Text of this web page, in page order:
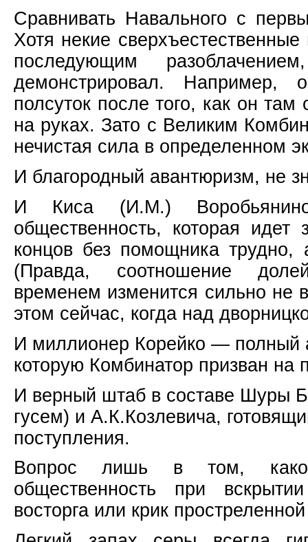
Сравнивать Навального с
Хотя некие
последующим
демонстрировал. Например,
полсуток после того, как он
на руках. Зато с Великим
нечистая сила в определенном
И благородный авантюризм, не
И Киса (И.М.)
общественность, которая
концов без помощника
(Правда, соотношение
временем изменится сильно не
этом сейчас, когда над
И миллионер Корейко — полный
которую Комбинатор призван на
И верный штаб в составе Шуры
гусем) и А.К.Козлевича,
поступления.
Вопрос лишь в том, какой
общественность при
восторга или крик